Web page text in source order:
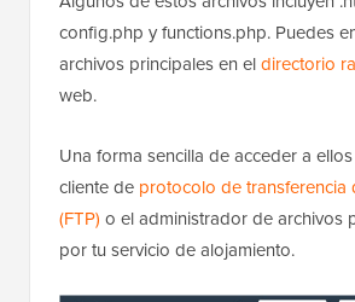
config.php y functions.php. Puedes
archivos principales en eldirectorio
web.
Una forma sencilla de acceder a
cliente de protocolo de transferencia
(FTP) o el administrador de archivos
por tu servicio de alojamiento.